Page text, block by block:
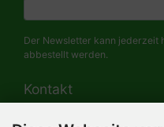
Der Newsletter kann jederzeit
abbestellt werden.
Kontakt